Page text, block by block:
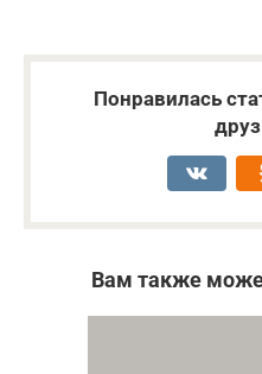
Понравилась
Вам также